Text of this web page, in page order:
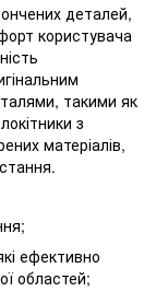
деталей,
користувача
такими як
з
матеріалів,
ефективно
областей;